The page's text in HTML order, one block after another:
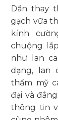
Dần thay
gạch vữa
kính
chuộng
như lan
dạng, lan
thẩm mỹ
đại và
thông tin